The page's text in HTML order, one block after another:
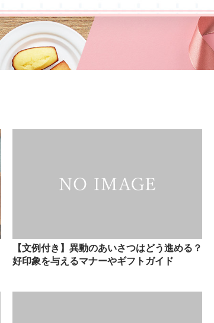
【文例付き】異動のあいさつはどう進める？
好印象を与えるマナーやギフトガイド